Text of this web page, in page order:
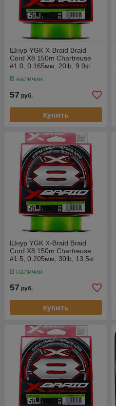
Шнур YGK X-Braid Braid
Cord X8 150m Chartreuse
#1.0, 0.165мм, 20lb, 9.0кг
В наличии
57 руб.
Купить
Шнур YGK X-Braid Braid
Cord X8 150m Chartreuse
#1.5, 0.205мм, 30lb, 13.5кг
В наличии
57 руб.
Купить